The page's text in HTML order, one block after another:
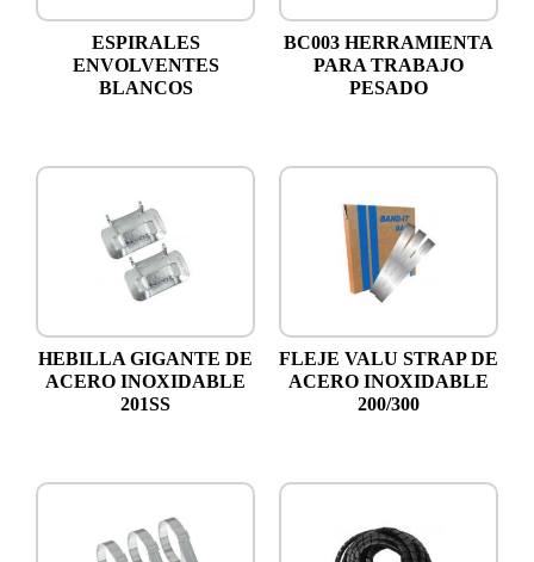
ESPIRALES
ENVOLVENTES
BLANCOS
BC003 HERRAMIENTA
PARA TRABAJO
PESADO
HEBILLA GIGANTE DE
ACERO INOXIDABLE
201SS
FLEJE VALU STRAP DE
ACERO INOXIDABLE
200/300